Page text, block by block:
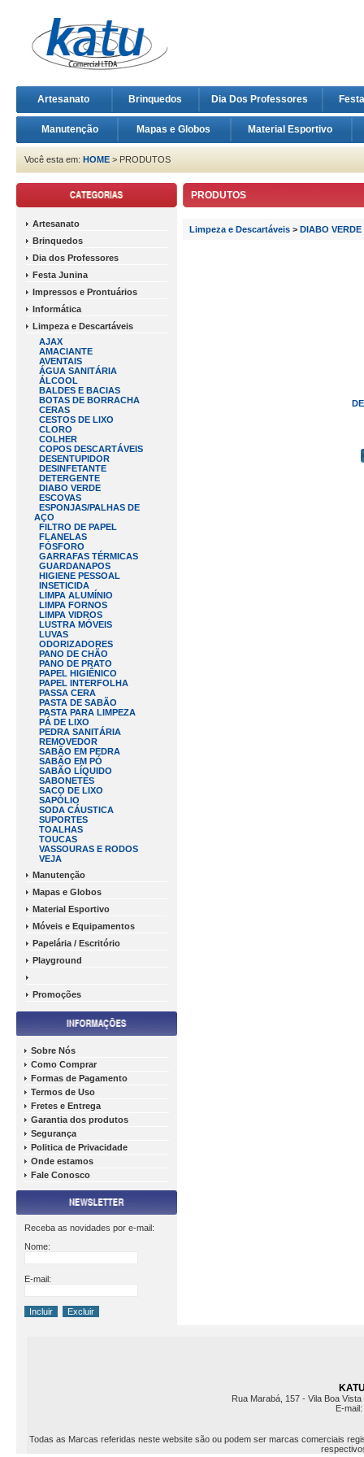
Artesanato Brinquedos Dia Dos Professores
Manutenção Mapas e Globos Material Esportivo
Você esta em: HOME > PRODUTOS
Artesanato
Brinquedos
Dia dos Professores
Festa Junina
Impressos e Prontuários
Informática
Limpeza e Descartáveis
AJAX
AMACIANTE
AVENTAIS
ÁGUA SANITÁRIA
ÁLCOOL
BALDES E BACIAS
BOTAS DE BORRACHA
CERAS
CESTOS DE LIXO
CLORO
COLHER
COPOS DESCARTÁVEIS
DESENTUPIDOR
DESINFETANTE
DETERGENTE
DIABO VERDE
ESCOVAS
ESPONJAS/PALHAS DE
AÇO
FILTRO DE PAPEL
FLANELAS
FÓSFORO
GARRAFAS TÉRMICAS
GUARDANAPOS
HIGIENE PESSOAL
INSETICIDA
LIMPA ALUMÍNIO
LIMPA FORNOS
LIMPA VIDROS
LUSTRA MÓVEIS
LUVAS
ODORIZADORES
PANO DE CHÃO
PANO DE PRATO
PAPEL HIGIÊNICO
PAPEL INTERFOLHA
PASSA CERA
PASTA DE SABÃO
PASTA PARA LIMPEZA
PÁ DE LIXO
PEDRA SANITÁRIA
REMOVEDOR
SABÃO EM PEDRA
SABÃO EM PÓ
SABÃO LÍQUIDO
SABONETES
SACO DE LIXO
SAPÓLIO
SODA CÁUSTICA
SUPORTES
TOALHAS
TOUCAS
VASSOURAS E RODOS
VEJA
Manutenção
Mapas e Globos
Material Esportivo
Móveis e Equipamentos
Papelária / Escritório
Playground
Promoções
Sobre Nós
Como Comprar
Formas de Pagamento
Termos de Uso
Fretes e Entrega
Garantia dos produtos
Segurança
Politica de Privacidade
Onde estamos
Fale Conosco
Receba as novidades por e-mail:
Nome:
E-mail:
PRODUTOS
Limpeza e Descartáveis > DIABO VERDE
Rua Marabá, 157 - Vila Boa
E-mail:
Todas as Marcas referidas neste website são ou podem ser marcas comerciais